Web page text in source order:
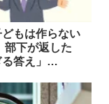
どもは作らない
部下が返した
答え」